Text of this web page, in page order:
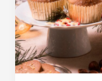
:
Des
délices
sucrés
pour